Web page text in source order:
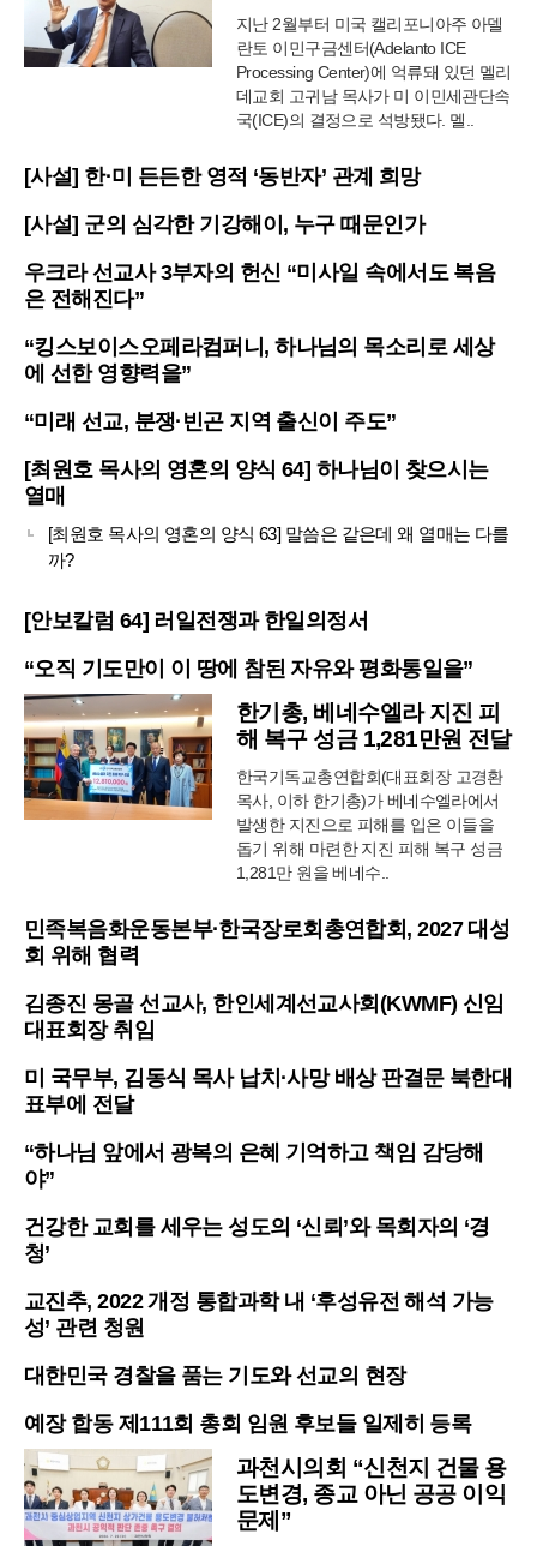
지난 2월부터 미국 캘리포니아주 아델
란토 이민구금센터(Adelanto ICE
Processing Center)에 억류돼 있던 멜리
데교회 고귀남 목사가 미 이민세관단속
국(ICE)의 결정으로 석방됐다. 멜..
[사설] 한·미 든든한 영적 ‘동반자’ 관계 희망
[사설] 군의 심각한 기강해이, 누구 때문인가
우크라 선교사 3부자의 헌신 “미사일 속에서도 복음
은 전해진다”
“킹스보이스오페라컴퍼니, 하나님의 목소리로 세상
에 선한 영향력을”
“미래 선교, 분쟁·빈곤 지역 출신이 주도”
[최원호 목사의 영혼의 양식 64] 하나님이 찾으시는
열매
[최원호 목사의 영혼의 양식 63] 말씀은 같은데 왜 열매는 다를
까?
[안보칼럼 64] 러일전쟁과 한일의정서
“오직 기도만이 이 땅에 참된 자유와 평화통일을”
한기총, 베네수엘라 지진 피
해 복구 성금 1,281만원 전달
한국기독교총연합회(대표회장 고경환
목사, 이하 한기총)가 베네수엘라에서
발생한 지진으로 피해를 입은 이들을
돕기 위해 마련한 지진 피해 복구 성금
1,281만 원을 베네수..
민족복음화운동본부·한국장로회총연합회, 2027 대성
회 위해 협력
김종진 몽골 선교사, 한인세계선교사회(KWMF) 신임
대표회장 취임
미 국무부, 김동식 목사 납치·사망 배상 판결문 북한대
표부에 전달
“하나님 앞에서 광복의 은혜 기억하고 책임 감당해
야”
건강한 교회를 세우는 성도의 ‘신뢰’와 목회자의 ‘경
청’
교진추, 2022 개정 통합과학 내 ‘후성유전 해석 가능
성’ 관련 청원
대한민국 경찰을 품는 기도와 선교의 현장
예장 합동 제111회 총회 임원 후보들 일제히 등록
과천시의회 “신천지 건물 용
도변경, 종교 아닌 공공 이익
문제”